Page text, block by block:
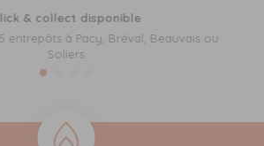
& collect disponible
entrepôts à Pacy, Bréval, Beauvais ou
Soliers